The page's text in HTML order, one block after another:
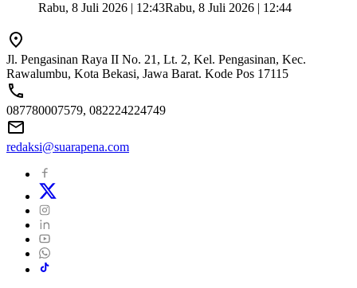
Rabu, 8 Juli 2026 | 12:43Rabu, 8 Juli 2026 | 12:44
Jl. Pengasinan Raya II No. 21, Lt. 2, Kel. Pengasinan, Kec.
Rawalumbu, Kota Bekasi, Jawa Barat. Kode Pos 17115
087780007579, 082224224749
redaksi@suarapena.com